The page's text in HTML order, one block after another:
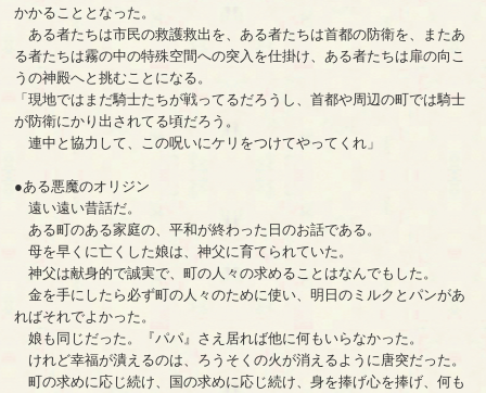
かかることとなった。
ある者たちは市民の救護救出を、ある者たちは首都の防衛を、またあ
る者たちは霧の中の特殊空間への突入を仕掛け、ある者たちは扉の向こ
うの神殿へと挑むことになる。
「現地ではまだ騎士たちが戦ってるだろうし、首都や周辺の町では騎士
が防衛にかり出されてる頃だろう。
連中と協力して、この呪いにケリをつけてやってくれ」
●ある悪魔のオリジン
遠い遠い昔話だ。
ある町のある家庭の、平和が終わった日のお話である。
母を早くに亡くした娘は、神父に育てられていた。
神父は献身的で誠実で、町の人々の求めることはなんでもした。
金を手にしたら必ず町の人々のために使い、明日のミルクとパンがあ
ればそれでよかった。
娘も同じだった。『パパ』さえ居れば他に何もいらなかった。
けれど幸福が潰えるのは、ろうそくの火が消えるように唐突だった。
町の求めに応じ続け、国の求めに応じ続け、身を捧げ心を捧げ、何も